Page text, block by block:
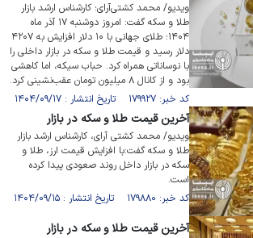
ویدیو/ محمد کشتی‌آرای؛ کارشناس ارشد بازار
طلا و سکه گفت: امروز دوشنبه ۱۷ آذر ماه
۱۴۰۴؛ طلای جهانی با ۱۰ دلار افزایش به ۴۲۰۷
دلار رسید و قیمت طلا و سکه در بازار داخلی را
با نوساناتی همراه کرد. حباب سیکه، اما کاهشی
بود و از کانال ۸ میلیون تومان عقب‌نشینی کرد.
کد خبر: ۱۷۹۹۲۷ تاریخ انتشار : ۱۴۰۴/۰۹/۱۷
آخرین قیمت طلا و سکه در بازار
ویدیو/ محمد کشتی آرای، کارشناس ارشد بازار
طلا و سکه گفت:با افزایش قیمت ارز، طلا و
سکه در بازار داخل روند صعودی پیدا کرده
است.
کد خبر: ۱۷۹۸۸۰ تاریخ انتشار : ۱۴۰۴/۰۹/۱۵
آخرین قیمت طلا و سکه در بازار